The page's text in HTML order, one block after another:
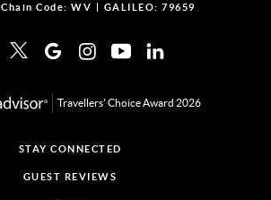
Chain Code: WV GALILEO: 79659
Travellers' Choice Award 2026
STAY CONNECTED
GUEST REVIEWS